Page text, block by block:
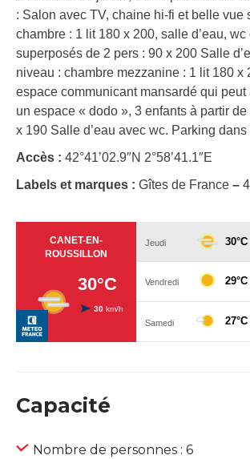
: Salon avec TV, chaine hi-fi et belle vue
chambre : 1 lit 180 x 200, salle d’eau,
superposés de 2 pers : 90 x 200 Salle
niveau : chambre mezzanine : 1 lit 180 x
espace communicant mansardé qui
un espace « dodo », 3 enfants à partir
x 190 Salle d’eau avec wc. Parking
Accès : 42°41’02.9″N 2°58’41.1″E
Labels et marques : Gîtes de France –
Capacité
Nombre de personnes : 6